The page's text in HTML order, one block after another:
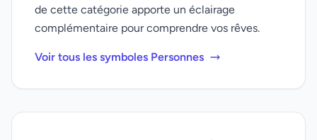
de cette catégorie apporte un éclairage
complémentaire pour comprendre vos rêves.
Voir tous les symboles Personnes